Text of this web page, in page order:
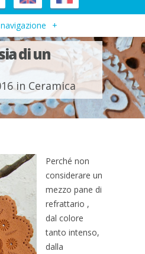
+
di un
in Ceramica
Perché non
considerare un
mezzo pane di
refrattario ,
dal colore
tanto intenso,
dalla